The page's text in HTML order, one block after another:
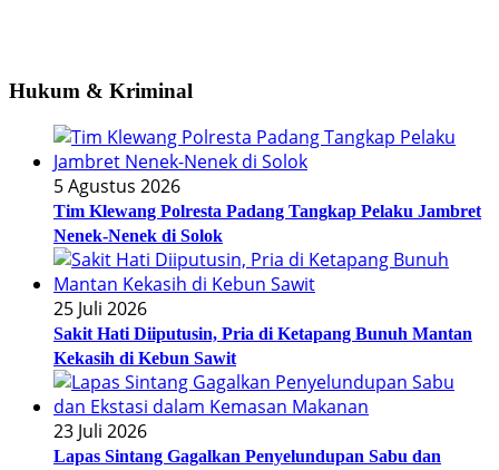
Hukum & Kriminal
5 Agustus 2026
Tim Klewang Polresta Padang Tangkap Pelaku Jambret
Nenek-Nenek di Solok
25 Juli 2026
Sakit Hati Diiputusin, Pria di Ketapang Bunuh Mantan
Kekasih di Kebun Sawit
23 Juli 2026
Lapas Sintang Gagalkan Penyelundupan Sabu dan